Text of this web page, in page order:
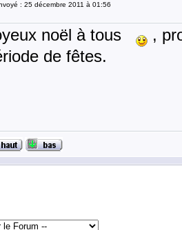
: 25 décembre 2011 à 01:56
noël à tous
,
de fêtes.